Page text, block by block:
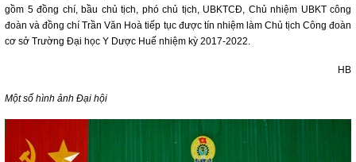
gồm 5 đồng chí, bầu chủ tịch, phó chủ tịch, UBKTCĐ, Chủ nhiệm UBKT công
đoàn và đồng chí Trần Văn Hoà tiếp tục được tín nhiệm làm Chủ tịch Công đoàn
cơ sở Trường Đại học Y Dược Huế nhiệm kỳ 2017-2022.
HB
Một số hình ảnh Đại hội